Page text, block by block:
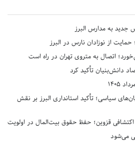
از نوزادان نارس در البرز
اتصال به متروی تهران در راه است
دانش‌بنیان تأکید کرد
سیاسی؛ تأکید استانداری البرز بر نقش
قزوین؛ حفظ حقوق بیت‌المال در اولویت
می‌شود